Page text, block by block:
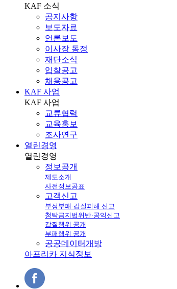
KAF 소식
공지사항
보도자료
언론보도
이사장 동정
재단소식
입찰공고
채용공고
KAF 사업
KAF 사업
교류협력
교육홍보
조사연구
열린경영
열린경영
정보공개
제도소개
사전정보공표
고객신고
부정부패·갑질피해 신고
청탁금지법위반·공익신고
갑질행위 공개
부패행위 공개
공공데이터개방
아프리카 지식정보